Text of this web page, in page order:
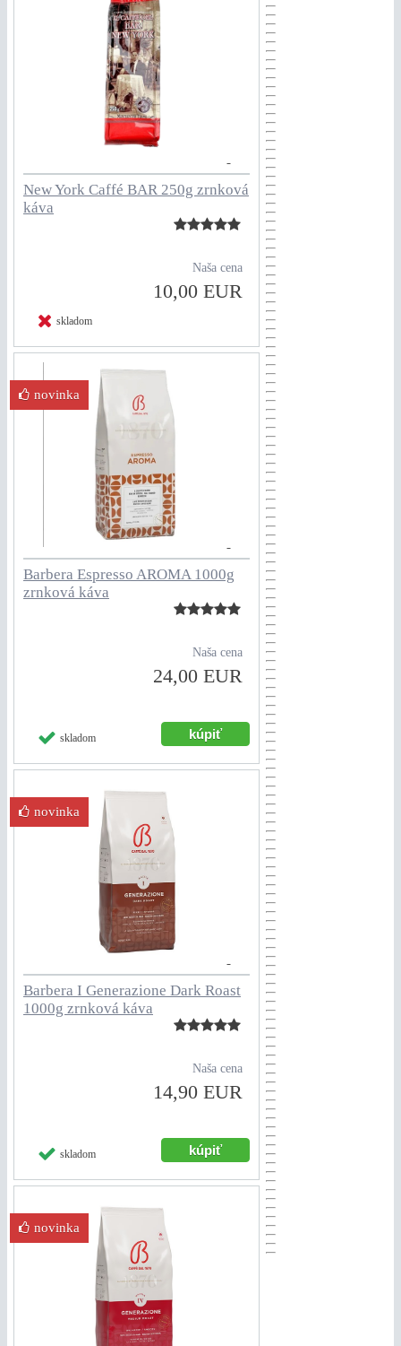
New York Caffé BAR 250g zrnková
káva
Naša cena
10,00 EUR
skladom
Barbera Espresso AROMA 1000g
zrnková káva
Naša cena
24,00 EUR
skladom
novinka
Barbera I Generazione Dark Roast
1000g zrnková káva
Naša cena
14,90 EUR
skladom
novinka
novinka